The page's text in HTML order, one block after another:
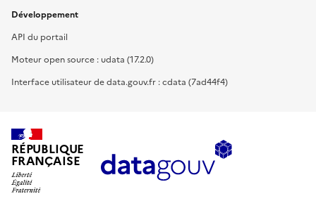
Développement
API du portail
Moteur open source : udata (17.2.0)
Interface utilisateur de data.gouv.fr : cdata (7ad44f4)
RÉPUBLIQUE
FRANÇAISE